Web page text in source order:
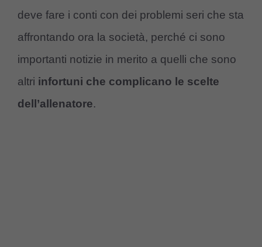
deve fare i conti con dei problemi seri che sta
affrontando ora la società, perché ci sono
importanti notizie in merito a quelli che sono
altri infortuni che complicano le scelte
dell’allenatore.